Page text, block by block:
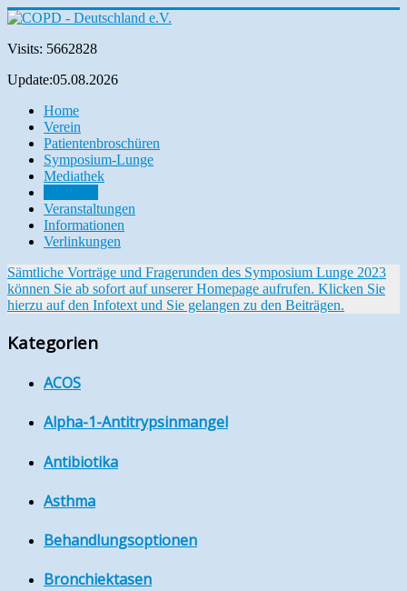
Visits: 5662828
Update:05.08.2026
Home
Verein
Patientenbroschüren
Symposium-Lunge
Mediathek
Veranstaltungen
Informationen
Verlinkungen
Sämtliche Vorträge und Fragerunden des Symposium Lunge 2023
können Sie ab sofort auf unserer Homepage aufrufen. Klicken Sie
hierzu auf den Infotext und Sie gelangen zu den Beiträgen.
Kategorien
ACOS
Alpha-1-Antitrypsinmangel
Antibiotika
Asthma
Behandlungsoptionen
Bronchiektasen